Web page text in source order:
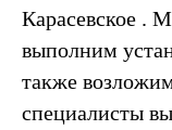
Карасевское .
выполним
также
специалисты